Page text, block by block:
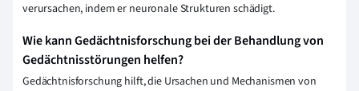
verursachen, indem er neuronale Strukturen schädigt.
Wie kann Gedächtnisforschung bei der Behandlung von
Gedächtnisstörungen helfen?
Gedächtnisforschung hilft, die Ursachen und Mechanismen von